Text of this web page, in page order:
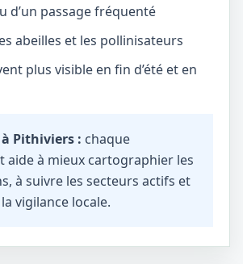
d’un passage fréquenté
abeilles et les pollinisateurs
plus visible en fin d’été et en
Pithiviers : chaque
aide à mieux cartographier les
à suivre les secteurs actifs et
vigilance locale.